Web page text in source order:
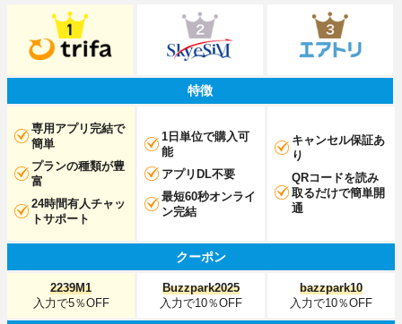
特徴
クーポン
専用アプリ完結で
簡単
プランの種類が豊
富
24時間有人チャッ
トサポート
2239M1
入力で5％OFF
1日単位で購入可
能
アプリDL不要
最短60秒オンライ
ン完結
Buzzpark2025
入力で10％OFF
キャンセル保証あ
り
QRコードを読み
取るだけで簡単開
通
bazzpark10
入力で10％OFF